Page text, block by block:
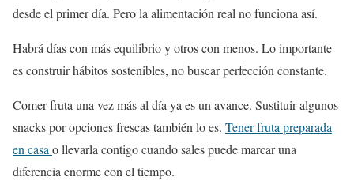
desde el primer día. Pero la alimentación real no funciona así.
Habrá días con más equilibrio y otros con menos. Lo importante
es construir hábitos sostenibles, no buscar perfección constante.
Comer fruta una vez más al día ya es un avance. Sustituir algunos
snacks por opciones frescas también lo es. Tener fruta preparada
en casa o llevarla contigo cuando sales puede marcar una
diferencia enorme con el tiempo.